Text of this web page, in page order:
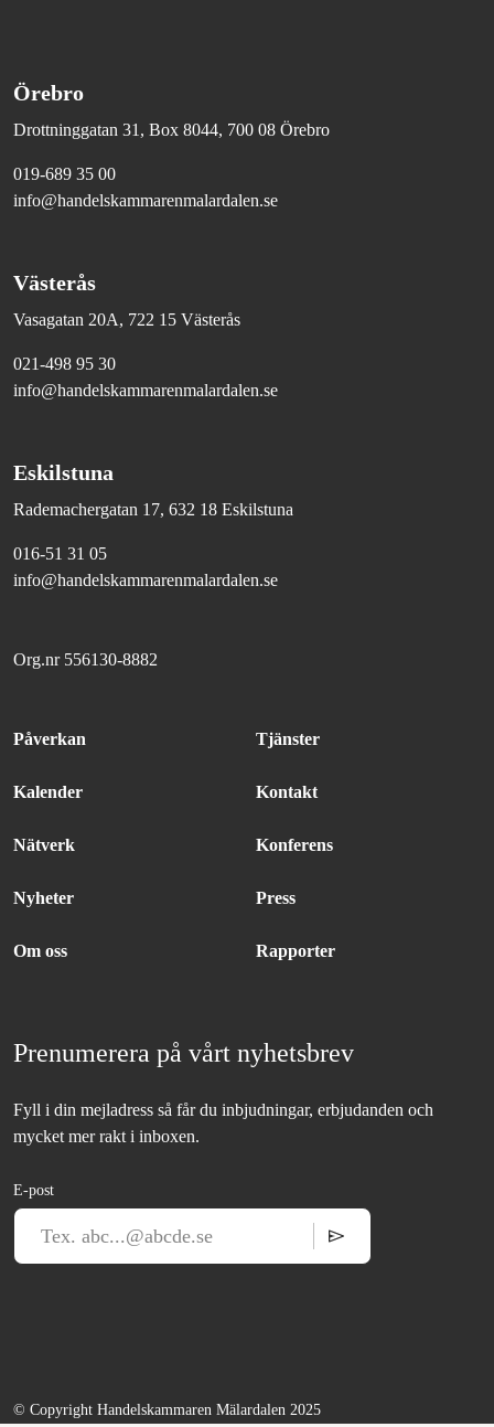
Örebro
Drottninggatan 31, Box 8044, 700 08 Örebro
019-689 35 00
info@handelskammarenmalardalen.se
Västerås
Vasagatan 20A, 722 15 Västerås
021-498 95 30
info@handelskammarenmalardalen.se
Eskilstuna
Rademachergatan 17, 632 18 Eskilstuna
016-51 31 05
info@handelskammarenmalardalen.se
Org.nr 556130-8882
Påverkan
Kalender
Nätverk
Nyheter
Om oss
Tjänster
Kontakt
Konferens
Press
Rapporter
Prenumerera på vårt nyhetsbrev
Fyll i din mejladress så får du inbjudningar, erbjudanden och
mycket mer rakt i inboxen.
E-post
© Copyright Handelskammaren Mälardalen 2025